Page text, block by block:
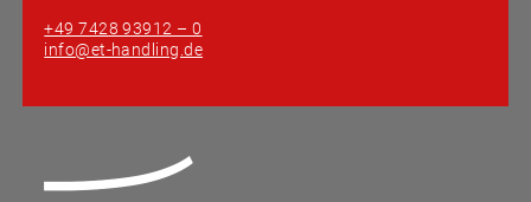
+49 7428 93912 – 0
info@et-handling.de